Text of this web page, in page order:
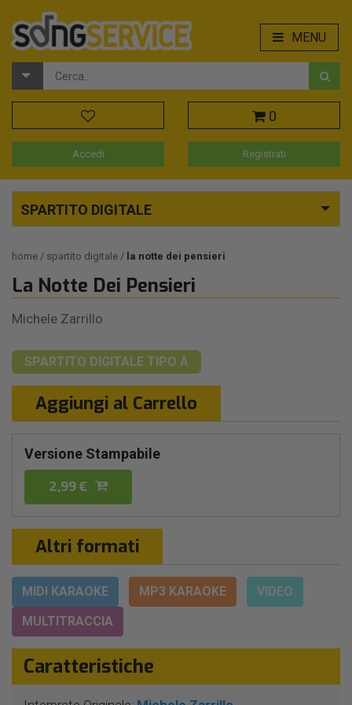
MENU
0
Accedi Registrati
SPARTITO DIGITALE
home spartito digitale la notte dei pensieri
La Notte Dei Pensieri
Michele Zarrillo
SPARTITO DIGITALE TIPO A
Aggiungi al Carrello
Versione Stampabile
2,99 €
Altri formati
MIDI KARAOKE MP3 KARAOKE
VIDEO
MULTITRACCIA
Caratteristiche